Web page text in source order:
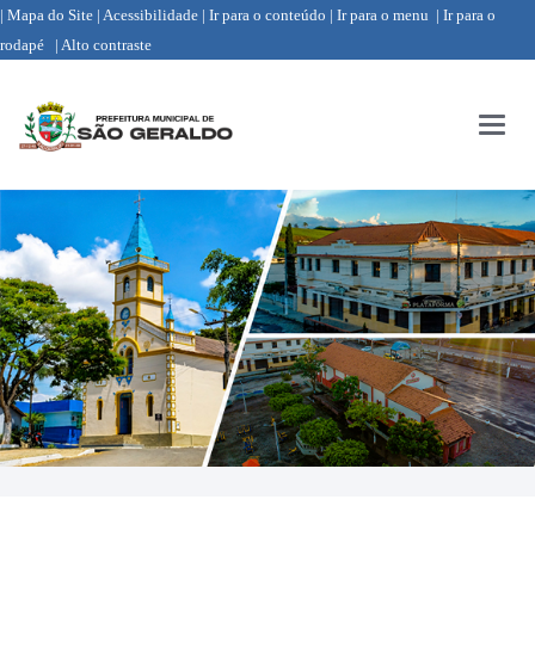
| Mapa do Site | Acessibilidade | Ir para o conteúdo | Ir para o menu | Ir para o
rodapé
| Alto contraste
Menu